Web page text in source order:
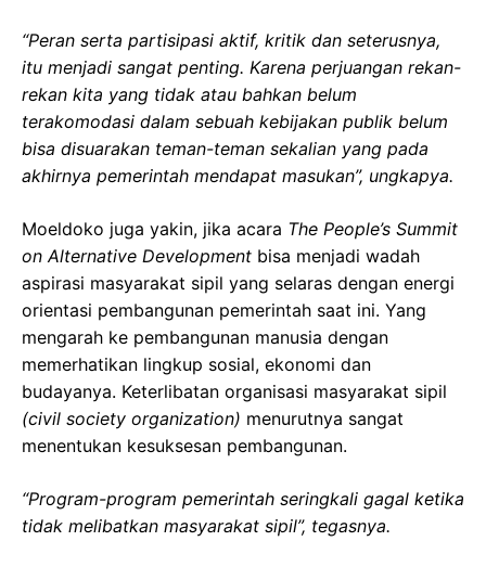
“Peran serta partisipasi aktif, kritik dan seterusnya,
itu menjadi sangat penting. Karena perjuangan rekan-
rekan kita yang tidak atau bahkan belum
terakomodasi dalam sebuah kebijakan publik belum
bisa disuarakan teman-teman sekalian yang pada
akhirnya pemerintah mendapat masukan”, ungkapya.
Moeldoko juga yakin, jika acara The People’s Summit
on Alternative Development bisa menjadi wadah
aspirasi masyarakat sipil yang selaras dengan energi
orientasi pembangunan pemerintah saat ini. Yang
mengarah ke pembangunan manusia dengan
memerhatikan lingkup sosial, ekonomi dan
budayanya. Keterlibatan organisasi masyarakat sipil
(civil society organization) menurutnya sangat
menentukan kesuksesan pembangunan.
“Program-program pemerintah seringkali gagal ketika
tidak melibatkan masyarakat sipil”, tegasnya.